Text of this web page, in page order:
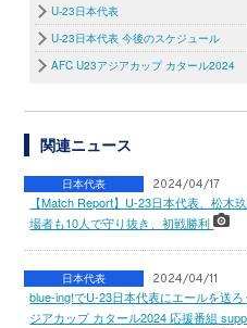
U-23日本代表
U-23日本代表 今後のスケジュール
AFC U23アジアカップ カタール2024
関連ニュース
日本代表 2024/04/17
【Match Report】U-23日本代表、松木
場者も10人で守り抜き、初戦勝利
日本代表 2024/04/11
blue-ing!でU-23日本代表にエールを送
ジアカップ カタール2024 応援番組